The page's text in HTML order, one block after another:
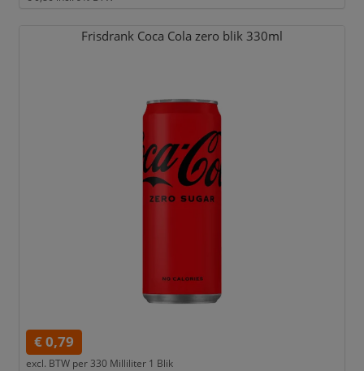
Frisdrank Coca Cola zero blik 330ml
€ 0,79
excl. BTW per 330 Milliliter 1 Blik